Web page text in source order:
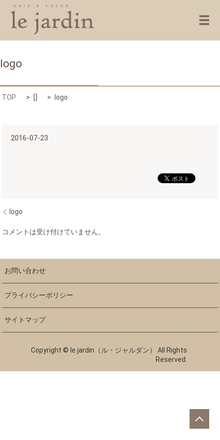
メ
logo
TOP [] logo
2016-07-23
logo
コメントは受け付けていません。
お問い合わせ
プライバシーポリシー
サイトマップ
Copyright © le jardin（ル・ジャルダン） All Rights
Reserved.